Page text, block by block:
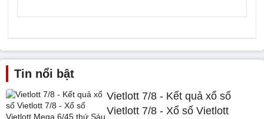
Tin nổi bật
Vietlott 7/8 - Kết quả xổ số
Vietlott 7/8 - Xổ số Vietlott